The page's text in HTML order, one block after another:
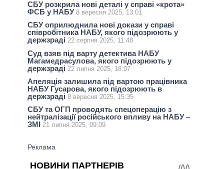
СБУ розкрила нові деталі у справі «крота»
ФСБ у НАБУ 8 вересня 2025, 13:01
СБУ оприлюднила нові докази у справi
співробітника НАБУ, якого підозрюють у
держзраді 22 серпня 2025, 11:48
Суд взяв під варту детектива НАБУ
Магамедрасулова, якого підозрюють у
держзраді 22 липня 2025, 18:07
Апеляція залишила під вартою працівника
НАБУ Гусарова, якого підозрюють в
держзраді 8 вересня 2025, 15:35
СБУ та ОГП проводять спецоперацію з
нейтралізації російського впливу на НАБУ –
ЗМІ 21 липня 2025, 09:09